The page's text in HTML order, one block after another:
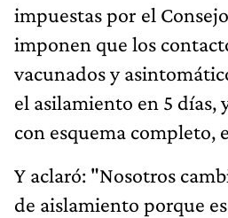
impuestas por el
imponen que los
vacunados y
el asilamiento en 5 días,
con esquema completo,
Y aclaró: "Nosotros
de aislamiento porque